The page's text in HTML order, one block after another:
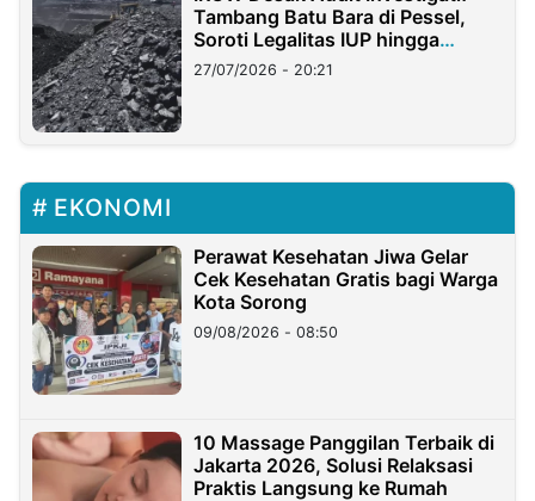
Tambang Batu Bara di Pessel,
Soroti Legalitas IUP hingga
Stockpile
27/07/2026 - 20:21
EKONOMI
Perawat Kesehatan Jiwa Gelar
Cek Kesehatan Gratis bagi Warga
Kota Sorong
09/08/2026 - 08:50
10 Massage Panggilan Terbaik di
Jakarta 2026, Solusi Relaksasi
Praktis Langsung ke Rumah